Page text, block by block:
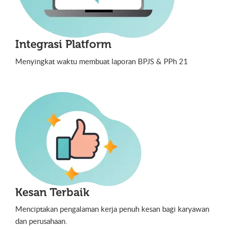
Integrasi Platform
Menyingkat waktu membuat laporan BPJS & PPh 21
Kesan Terbaik
Menciptakan pengalaman kerja penuh kesan bagi karyawan
dan perusahaan.